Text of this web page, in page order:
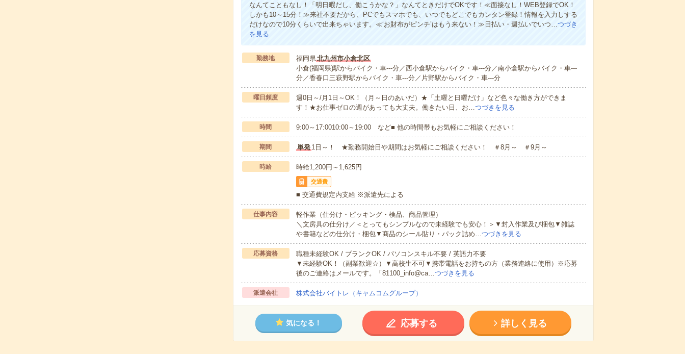
なんてこともなし！「明日暇だし、働こうかな？」なんてときだけでOKです！≪面接なし！WEB登録でOK！
しかも10～15分！≫来社不要だから、PCでもスマホでも、いつでもどこでもカンタン登録！情報を入力しする
だけなので10分くらいで出来ちゃいます。≪‘お財布がピンチ’はもう来ない！≫日払い・週払いでいつ…つづき
を見る
勤務地 福岡県北九州市小倉北区
小倉(福岡県)駅からバイク・車---分／西小倉駅からバイク・車---分／南小倉駅からバイク・車---
分／香春口三萩野駅からバイク・車---分／片野駅からバイク・車---分
曜日頻度
週0日～/月1日～OK！（月～日のあいだ）★「土曜と日曜だけ」など色々な働き方ができま
す！★お仕事ゼロの週があっても大丈夫。働きたい日、お…つづきを見る
時間 9:00～17:0010:00～19:00 など■ 他の時間帯もお気軽にご相談ください！
期間 単発1日～！ ★勤務開始日や期間はお気軽にご相談ください！ ＃8月～ ＃9月～
時給 時給1,200円～1,625円
交通費
■ 交通費規定内支給 ※派遣先による
仕事内容
軽作業（仕分け・ピッキング・検品、商品管理）
＼文房具の仕分け／＜とってもシンプルなので未経験でも安心！＞▼封入作業及び梱包▼雑誌
や書籍などの仕分け・梱包▼商品のシール貼り・パック詰め…つづきを見る
応募資格
職種未経験OK / ブランクOK / パソコンスキル不要 / 英語力不要
▼未経験OK！（副業歓迎☆）▼高校生不可▼携帯電話をお持ちの方（業務連絡に使用）※応募
後のご連絡はメールです。「81100_info@ca…つづきを見る
派遣会社 株式会社バイトレ（キャムコムグループ）
気になる！ 応募する 詳しく見る